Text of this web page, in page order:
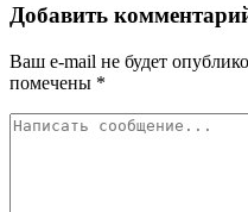
Добавить
Ваш e-mail не будет
помечены *